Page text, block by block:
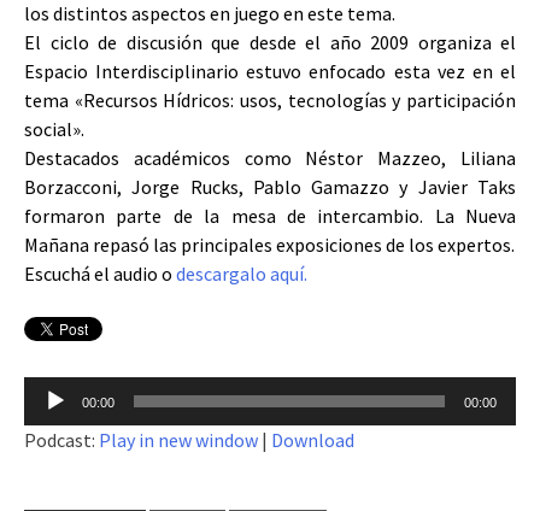
los distintos aspectos en juego en este tema.
El ciclo de discusión que desde el año 2009 organiza el
Espacio Interdisciplinario estuvo enfocado esta vez en el
tema «Recursos Hídricos: usos, tecnologías y participación
social».
Destacados académicos como Néstor Mazzeo, Liliana
Borzacconi, Jorge Rucks, Pablo Gamazzo y Javier Taks
formaron parte de la mesa de intercambio. La Nueva
Mañana repasó las principales exposiciones de los expertos.
Escuchá el audio o descargalo aquí.
Reproductor
de
audio
00:00 00:00
Podcast: Play in new window | Download